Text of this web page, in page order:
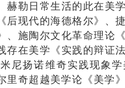
赫勒日常生活的此在美
后现代的海德格尔》、
、施陶尔文化革命理论
存在美学《实践的辩证
尼扬诺维奇实践现象
奇超越美学论《美学